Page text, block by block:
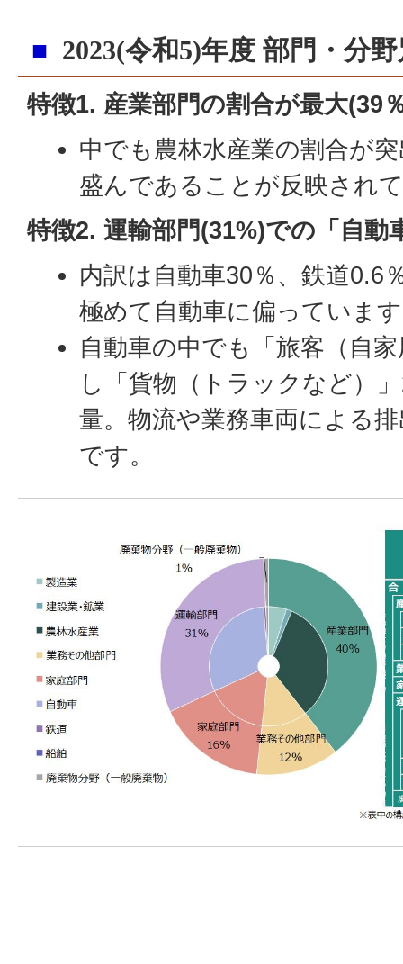
■ 2023(令和5)年度 部門・分
特徴1. 産業部門の割合が最大(39
中でも農林水産業の割合が
盛んであることが反映され
特徴2. 運輸部門(31%)での「自動
内訳は自動車30％、鉄道0.6
極めて自動車に偏っていま
自動車の中でも「旅客（自
し「貨物（トラックなど）
量。物流や業務車両による
です。